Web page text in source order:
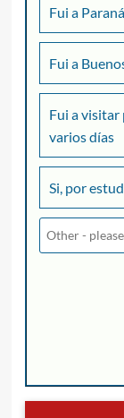
Fui a
Fui a
Fui a visitar
varios días
Si, por